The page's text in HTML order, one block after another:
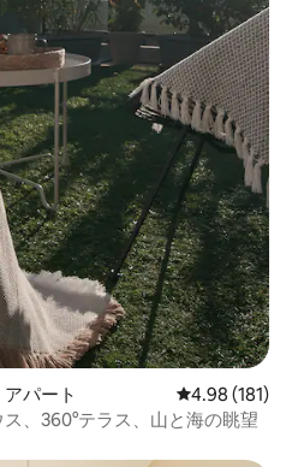
パート レビュー181
4.98 (181)
、360°テラス、山と海の眺望